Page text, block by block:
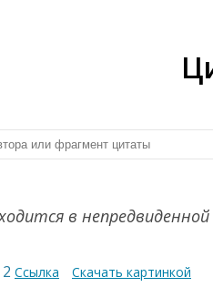
в
2 Ссылка Скачать картинкой